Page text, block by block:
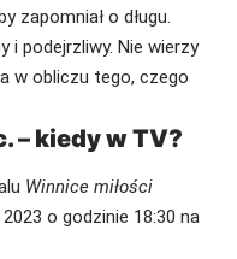
zapomniał o długu.
podejrzliwy. Nie wierzy
w obliczu tego, czego
– kiedy w TV?
Winnice miłości
o godzinie 18:30 na